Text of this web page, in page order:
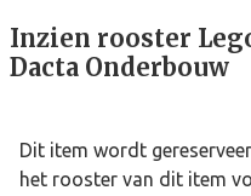
Inzien rooster
Dacta Onderbouw
Dit item wordt
het rooster van dit item